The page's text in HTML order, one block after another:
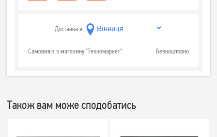
Доставка в
Самовивіз з магазину "Техномаркет" Безкоштовно
Також вам може сподобатись